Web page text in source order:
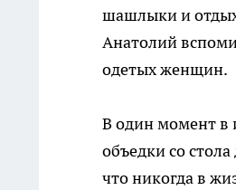
шашлыки и
Анатолий
одетых женщин.
В один момент в
объедки со
что никогда в